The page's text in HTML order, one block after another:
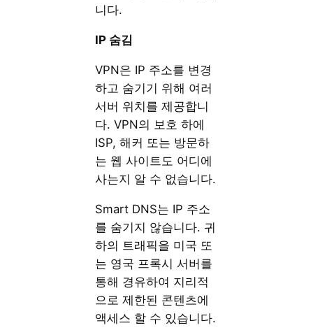
니다.
IP 숨김
VPN은 IP 주소를 변경
하고 숨기기 위해 여러
서버 위치를 제공합니
다. VPN의 보호 하에
ISP, 해커 또는 방문하
는 웹 사이트도 어디에
사는지 알 수 없습니다.
Smart DNS는 IP 주소
를 숨기지 않습니다. 귀
하의 트래픽을 미국 또
는 영국 프록시 서버를
통해 경유하여 지리적
으로 제한된 콘텐츠에
액세스 할 수 있습니다.